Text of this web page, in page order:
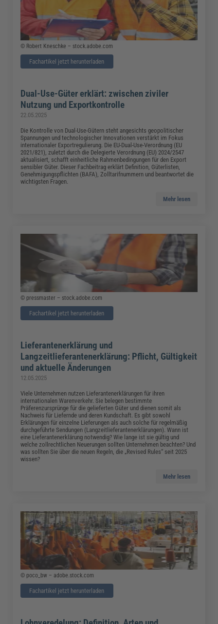
© Robert Kneschke – stock.adobe.com
Fachartikel jetzt herunterladen
Dual-Use-Güter erklärt: zwischen ziviler
Nutzung und Exportkontrolle
22.05.2025
Die Kontrolle von Dual-Use-Gütern steht angesichts geopolitischer
Spannungen und technologischer Innovationen verstärkt im Fokus
internationaler Exportregulierung. Die EU-Dual-Use-Verordnung (EU
2021/821), zuletzt durch die Delegierte Verordnung (EU) 2024/2547
aktualisiert, schafft einheitliche Rahmenbedingungen für den Export
sensibler Güter. Dieser Fachbeitrag erklärt Definition, Güterlisten,
Genehmigungspflichten (BAFA), Zolltarifnummern und beantwortet die
wichtigsten Fragen.
Mehr lesen
© pressmaster – stock.adobe.com
Fachartikel jetzt herunterladen
Lieferantenerklärung und
Langzeitlieferantenerklärung: Pflicht, Gültigkeit
und aktuelle Änderungen
12.05.2025
Viele Unternehmen nutzen Lieferantenerklärungen für ihren
internationalen Warenverkehr. Sie belegen bestimmte
Präferenzursprünge für die gelieferten Güter und dienen somit als
Nachweis für Liefernde und deren Kundschaft. Es gibt sowohl
Erklärungen für einzelne Lieferungen als auch solche für regelmäßig
durchgeführte Sendungen (Langzeitlieferantenerklärungen). Wann ist
eine Lieferantenerklärung notwendig? Wie lange ist sie gültig und
welche zollrechtlichen Neuerungen sollten Unternehmen beachten? Und
was sollten Sie über die neuen Regeln, die „Revised Rules“ seit 2025
wissen?
Mehr lesen
© poco_bw – adobe.stock.com
Fachartikel jetzt herunterladen